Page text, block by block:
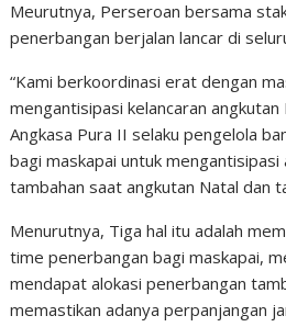
Meurutnya, Perseroan bersama
penerbangan berjalan lancar di
“Kami berkoordinasi erat dengan
mengantisipasi kelancaran
Angkasa Pura II selaku pengelola
bagi maskapai untuk mengantisipasi
tambahan saat angkutan Natal dan
Menurutnya, Tiga hal itu adalah
time penerbangan bagi maskapai,
mendapat alokasi penerbangan
memastikan adanya perpanjangan